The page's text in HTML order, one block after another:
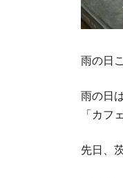
雨の日
雨の日
「カフ
先日、